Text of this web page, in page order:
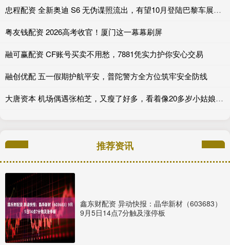
忠程配资 全新奥迪 S6 无伪谍照流出，有望10月登陆巴黎车展完成首秀!
粤友钱配资 2026高考收官！厦门这一幕幕刷屏
融可赢配资 CF账号买卖不用愁，7881凭实力护你安心交易
融创优配 五一假期护航平安，普陀警方全方位筑牢安全防线
大唐资本 机场偶遇张柏芝，又瘦了好多，看着像20多岁小姑娘，状态碾压王菲_小朋友_性格_网友
推荐资讯
鑫东财配资 异动快报：晶华新材（603683）
9月5日14点7分触及涨停板